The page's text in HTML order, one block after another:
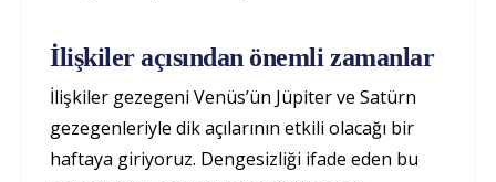
İlişkiler açısından önemli zamanlar
İlişkiler gezegeni Venüs’ün Jüpiter ve Satürn
gezegenleriyle dik açılarının etkili olacağı bir
haftaya giriyoruz. Dengesizliği ifade eden bu